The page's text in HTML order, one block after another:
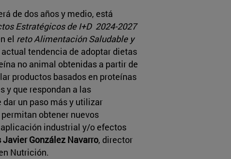
de dos años y medio, está
Estratégicos de I+D 2024-2027
el reto Alimentación Saludable y
tendencia de adoptar dietas
no animal obtenidas a partir de
productos basados en proteínas
y que respondan a las
un paso más y utilizar
obtener nuevos
industrial y/o efectos
Javier González Navarro, director
Nutrición.